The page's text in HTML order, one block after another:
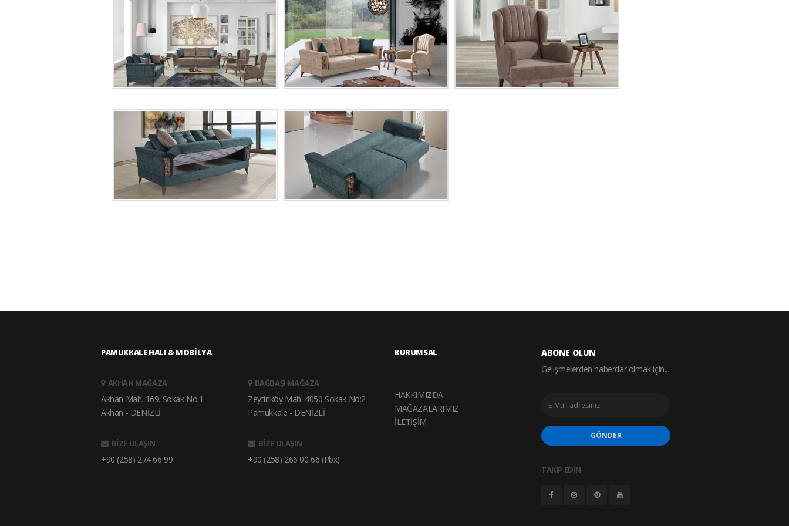
PAMUKKALE HALI & MOBİLYA
AKHAN MAĞAZA
Akhan Mah. 169. Sokak No:1
Akhan - DENİZLİ
BİZE ULAŞIN
+90 (258) 274 66 99
BAĞBAŞI MAĞAZA
Zeytinköy Mah. 4050 Sokak No:2
Pamukkale - DENİZLİ
BİZE ULAŞIN
+90 (258) 266 00 66 (Pbx)
KURUMSAL
HAKKIMIZDA
MAĞAZALARIMIZ
İLETİŞİM
ABONE OLUN
Gelişmelerden haberdar olmak için...
GÖNDER
TAKİP EDİN